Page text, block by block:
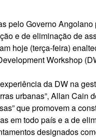
pelo Governo Angolano
e de eliminação de
hoje (terça-feira)
Workshop
da DW na
urbanas”, Allan Cain
que promovem a
em todo país e a de
designados